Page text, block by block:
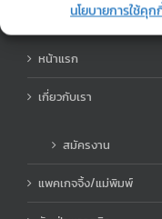
นโยบายการใช้คุก
หน้าแรก
เกี่ยวกับเรา
สมัครงาน
แพคเกจจิ้ง/แม่พิมพ์